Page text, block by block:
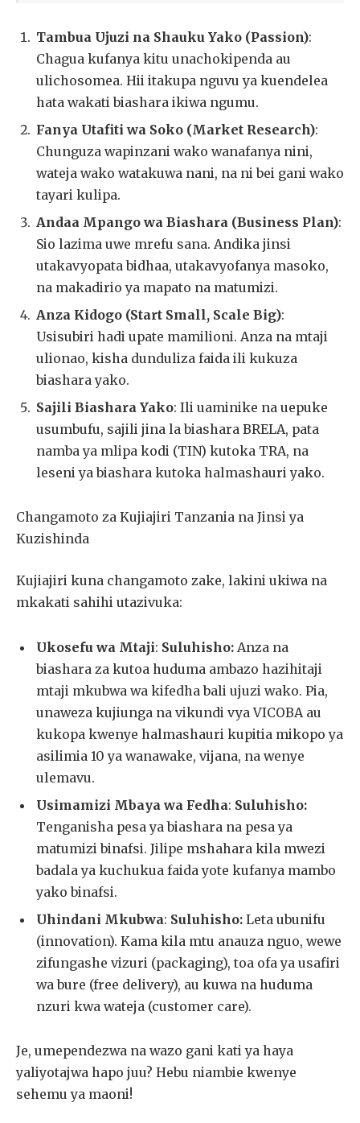
Tambua Ujuzi na Shauku Yako (Passion):
Chagua kufanya kitu unachokipenda au
ulichosomea. Hii itakupa nguvu ya kuendelea
hata wakati biashara ikiwa ngumu.
Fanya Utafiti wa Soko (Market Research):
Chunguza wapinzani wako wanafanya nini,
wateja wako watakuwa nani, na ni bei gani wako
tayari kulipa.
Andaa Mpango wa Biashara (Business Plan):
Sio lazima uwe mrefu sana. Andika jinsi
utakavyopata bidhaa, utakavyofanya masoko,
na makadirio ya mapato na matumizi.
Anza Kidogo (Start Small, Scale Big):
Usisubiri hadi upate mamilioni. Anza na mtaji
ulionao, kisha dunduliza faida ili kukuza
biashara yako.
Sajili Biashara Yako: Ili uaminike na uepuke
usumbufu, sajili jina la biashara BRELA, pata
namba ya mlipa kodi (TIN) kutoka TRA, na
leseni ya biashara kutoka halmashauri yako.
Changamoto za Kujiajiri Tanzania na Jinsi ya
Kuzishinda
Kujiajiri kuna changamoto zake, lakini ukiwa na
mkakati sahihi utazivuka:
Ukosefu wa Mtaji: Suluhisho: Anza na
biashara za kutoa huduma ambazo hazihitaji
mtaji mkubwa wa kifedha bali ujuzi wako. Pia,
unaweza kujiunga na vikundi vya VICOBA au
kukopa kwenye halmashauri kupitia mikopo ya
asilimia 10 ya wanawake, vijana, na wenye
ulemavu.
Usimamizi Mbaya wa Fedha: Suluhisho:
Tenganisha pesa ya biashara na pesa ya
matumizi binafsi. Jilipe mshahara kila mwezi
badala ya kuchukua faida yote kufanya mambo
yako binafsi.
Uhindani Mkubwa: Suluhisho: Leta ubunifu
(innovation). Kama kila mtu anauza nguo, wewe
zifungashe vizuri (packaging), toa ofa ya usafiri
wa bure (free delivery), au kuwa na huduma
nzuri kwa wateja (customer care).
Je, umependezwa na wazo gani kati ya haya
yaliyotajwa hapo juu? Hebu niambie kwenye
sehemu ya maoni!